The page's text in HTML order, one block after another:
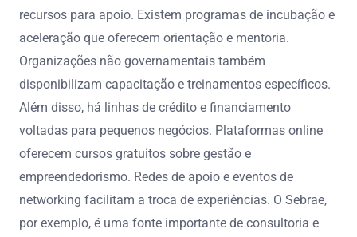
recursos para apoio. Existem programas de incubação e
aceleração que oferecem orientação e mentoria.
Organizações não governamentais também
disponibilizam capacitação e treinamentos específicos.
Além disso, há linhas de crédito e financiamento
voltadas para pequenos negócios. Plataformas online
oferecem cursos gratuitos sobre gestão e
empreendedorismo. Redes de apoio e eventos de
networking facilitam a troca de experiências. O Sebrae,
por exemplo, é uma fonte importante de consultoria e